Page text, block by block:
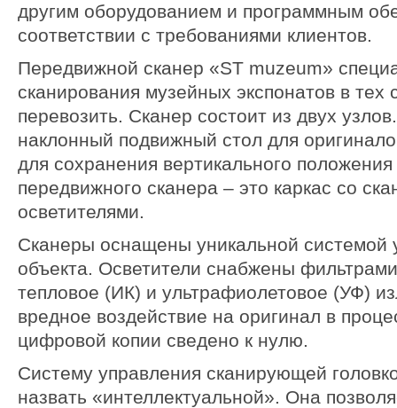
другим оборудованием и программным
соответствии с требованиями клиентов.
Передвижной сканер «ST muzeum»
сканирования музейных экспонатов в тех
перевозить. Сканер состоит из двух
наклонный подвижный стол для
для сохранения вертикального
передвижного сканера – это каркас со
осветителями.
Сканеры оснащены уникальной системой
объекта. Осветители снабжены
тепловое (ИК) и ультрафиолетовое (УФ)
вредное воздействие на оригинал в
цифровой копии сведено к нулю.
Систему управления сканирующей
назвать «интеллектуальной». Она